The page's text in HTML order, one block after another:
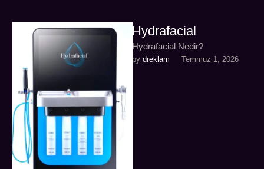
Hydrafacial
Hydrafacial Nedir?
by dreklam Temmuz 1, 2026